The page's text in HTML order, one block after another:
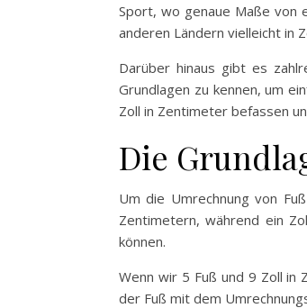
Sport, wo genaue Maße von
anderen Ländern vielleicht in
Darüber hinaus gibt es
Grundlagen zu kennen, um
Zoll in Zentimeter befassen
Die
Um die Umrechnung von
Zentimetern, während ein
können.
Wenn wir 5 Fuß und 9 Zoll in
der Fuß mit dem